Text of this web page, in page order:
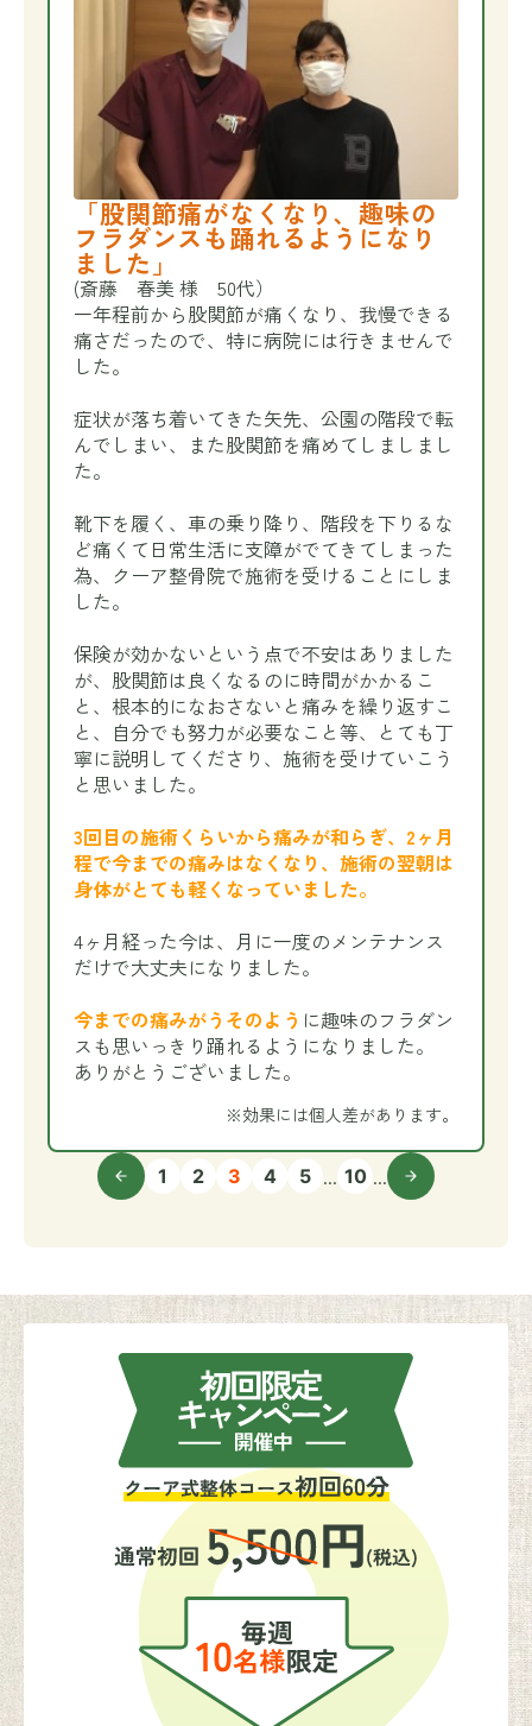
「股関節痛がなくなり、趣味の
フラダンスも踊れるようになり
ました」
(斎藤 春美 様 50代）
一年程前から股関節が痛くなり、我慢できる
痛さだったので、特に病院には行きませんで
した。
症状が落ち着いてきた矢先、公園の階段で転
んでしまい、また股関節を痛めてしましまし
た。
靴下を履く、車の乗り降り、階段を下りるな
ど痛くて日常生活に支障がでてきてしまった
為、クーア整骨院で施術を受けることにしま
した。
保険が効かないという点で不安はありました
が、股関節は良くなるのに時間がかかるこ
と、根本的になおさないと痛みを繰り返すこ
と、自分でも努力が必要なこと等、とても丁
寧に説明してくださり、施術を受けていこう
と思いました。
3回目の施術くらいから痛みが和らぎ、2ヶ月
程で今までの痛みはなくなり、施術の翌朝は
身体がとても軽くなっていました。
4ヶ月経った今は、月に一度のメンテナンス
だけで大丈夫になりました。
今までの痛みがうそのよう に趣味のフラダン
スも思いっきり踊れるようになりました。
ありがとうございました。
※効果には個人差があります。
1 2 3 4 5 ... 10 ...